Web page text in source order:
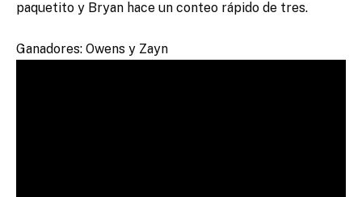
paquetito y Bryan hace un conteo rápido de tres.
Ganadores: Owens y Zayn